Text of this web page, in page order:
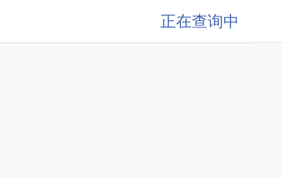
正在查询中